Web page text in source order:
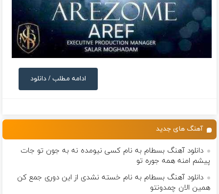
ادامه مطلب / دانلود
آهنگ های جدید
دانلود آهنگ بسطام به نام کسی نیومده نه به جون تو جات
پیشم امنه همه جوره تو
دانلود آهنگ بسطام به نام خسته نشدی از این دوری جمع کن
همین الان چمدونتو